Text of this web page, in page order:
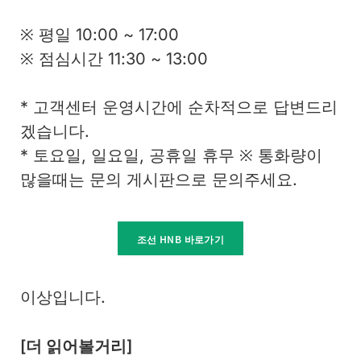
※ 평일 10:00 ~ 17:00
※ 점심시간 11:30 ~ 13:00
* 고객센터 운영시간에 순차적으로 답변드리
겠습니다.
* 토요일, 일요일, 공휴일 휴무 ※ 통화량이
많을때는 문의 게시판으로 문의주세요.
조선 HNB 바로가기
이상입니다.
[더 읽어볼거리]